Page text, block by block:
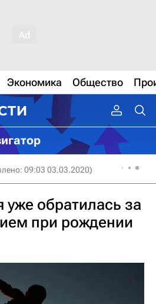
Экономика Общество
09:03 03.03.2020)
уже обратилась за
при рождении